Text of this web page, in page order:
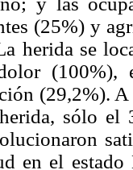
(25%) y
herida se
(100%),
(29,2%).
sólo
en el